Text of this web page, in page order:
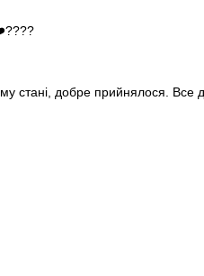
стані, добре прийнялося. Все